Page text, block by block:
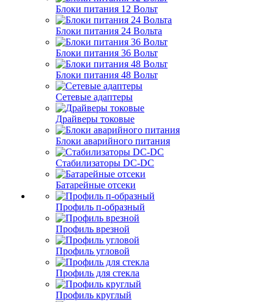
Блоки питания 12 Вольт
Блоки питания 24 Вольта
Блоки питания 36 Вольт
Блоки питания 48 Вольт
Сетевые адаптеры
Драйверы токовые
Блоки аварийного питания
Стабилизаторы DC-DC
Батарейные отсеки
Профиль п-образный
Профиль врезной
Профиль угловой
Профиль для стекла
Профиль круглый